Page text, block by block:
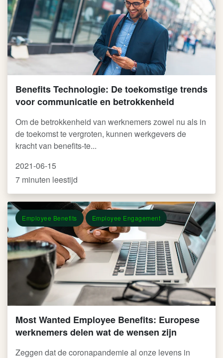
Benefits Technologie: De toekomstige trends
voor communicatie en betrokkenheid
Om de betrokkenheid van werknemers zowel nu als in
de toekomst te vergroten, kunnen werkgevers de
kracht van benefits-te...
2021-06-15
7 minuten leestijd
Employee Benefits Employee Engagement
Most Wanted Employee Benefits: Europese
werknemers delen wat de wensen zijn
Zeggen dat de coronapandemie al onze levens in